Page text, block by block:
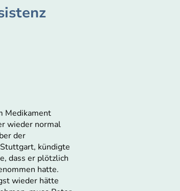
Medikament
wieder normal
der
kündigte
dass er plötzlich
hatte.
wieder hätte